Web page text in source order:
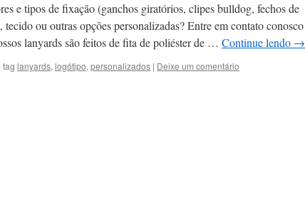
e tipos de fixação (ganchos giratórios, clipes bulldog, fechos de
tecido ou outras opções personalizadas? Entre em contato conosco
lanyards são feitos de fita de poliéster de … Continue lendo →
tag lanyards, logótipo, personalizados | Deixe um comentário